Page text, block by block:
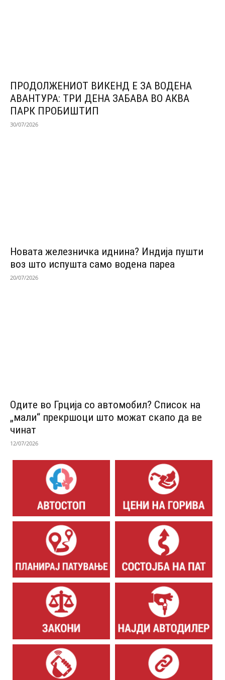
ПРОДОЛЖЕНИОТ ВИКЕНД Е ЗА ВОДЕНА
АВАНТУРА: ТРИ ДЕНА ЗАБАВА ВО АКВА
ПАРК ПРОБИШТИП
30/07/2026
Новата железничка иднина? Индија пушти
воз што испушта само водена пареа
20/07/2026
Одитe во Грција со автомобил? Список на
„мали“ прекршоци што можат скапо да ве
чинат
12/07/2026